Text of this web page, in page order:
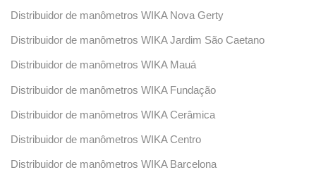
Distribuidor de manômetros WIKA Nova Gerty
Distribuidor de manômetros WIKA Jardim São Caetano
Distribuidor de manômetros WIKA Mauá
Distribuidor de manômetros WIKA Fundação
Distribuidor de manômetros WIKA Cerâmica
Distribuidor de manômetros WIKA Centro
Distribuidor de manômetros WIKA Barcelona